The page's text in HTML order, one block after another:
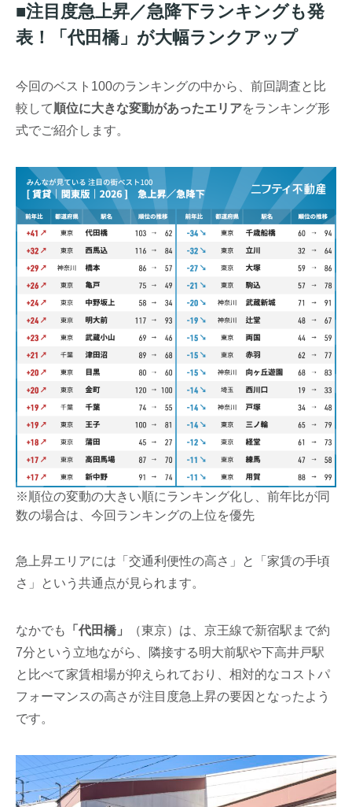
■注目度急上昇／急降下ランキングも発
表！「代田橋」が大幅ランクアップ
今回のベスト100のランキングの中から、前回調査と比
較して順位に大きな変動があったエリアをランキング形
式でご紹介します。
※順位の変動の大きい順にランキング化し、前年比が同
数の場合は、今回ランキングの上位を優先
急上昇エリアには「交通利便性の高さ」と「家賃の手頃
さ」という共通点が見られます。
なかでも 「代田橋」
（東京）は、京王線で新宿駅まで約
7分という立地ながら、隣接する明大前駅や下高井戸駅
と比べて家賃相場が抑えられており、相対的なコストパ
フォーマンスの高さが注目度急上昇の要因となったよう
です。